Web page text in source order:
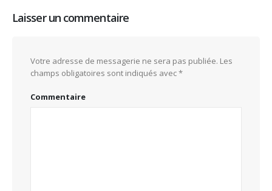
Laisser un commentaire
Votre adresse de messagerie ne sera pas publiée. Les
champs obligatoires sont indiqués avec*
Commentaire